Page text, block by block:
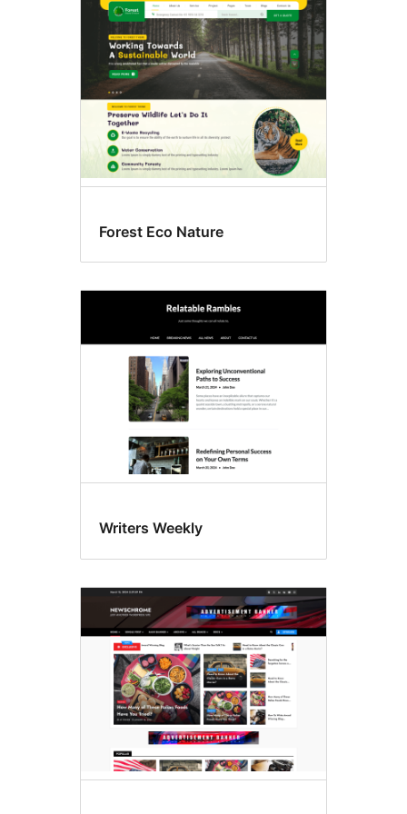
Szórakozás
Forest Eco Nature
Writers Weekly